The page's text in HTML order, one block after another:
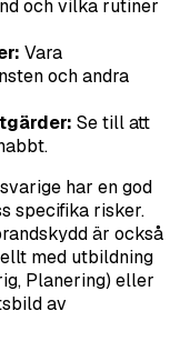
och vilka rutiner
Vara
och andra
Se till att
har en god
specifika risker.
är också
med utbildning
Planering) eller
av